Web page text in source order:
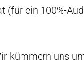
ein 100%-
kümmern uns